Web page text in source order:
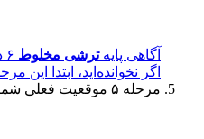
آگاهی پایهترشی مخلوط ۶ دقیقه مطالعه
اگر نخوانده‌اید، ابتدا این
مرحله ۵
موقعیت فعلی